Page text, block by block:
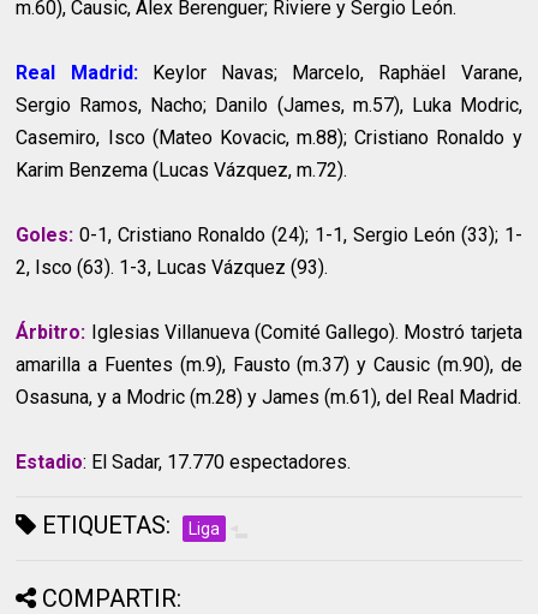
m.60), Causic, Alex Berenguer; Riviere y Sergio León.
Real Madrid: Keylor Navas; Marcelo, Raphäel Varane,
Sergio Ramos, Nacho; Danilo (James, m.57), Luka Modric,
Casemiro, Isco (Mateo Kovacic, m.88); Cristiano Ronaldo y
Karim Benzema (Lucas Vázquez, m.72).
Goles: 0-1, Cristiano Ronaldo (24); 1-1, Sergio León (33); 1-
2, Isco (63). 1-3, Lucas Vázquez (93).
Árbitro: Iglesias Villanueva (Comité Gallego). Mostró tarjeta
amarilla a Fuentes (m.9), Fausto (m.37) y Causic (m.90), de
Osasuna, y a Modric (m.28) y James (m.61), del Real Madrid.
Estadio: El Sadar, 17.770 espectadores.
ETIQUETAS: Liga
COMPARTIR: